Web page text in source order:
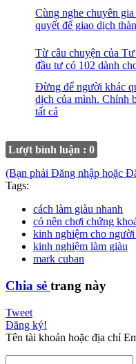
Cùng nghe chuyên
quyết để giao dịch
Từ câu chuyện của
đầu tư có 102 dành
Đừng để người khác
dịch của mình. Chính
tất cả
Lượt bình luận : 0
(Bạn phải Đăng nhập hoặc
Tags:
cách làm giàu nhanh
có nên chơi chứng
kinh nghiệm cho
kinh nghiệm làm giàu
mark cuban
Chia sẻ trang này
Tweet
Đăng ký!
Tên tài khoản hoặc địa chỉ